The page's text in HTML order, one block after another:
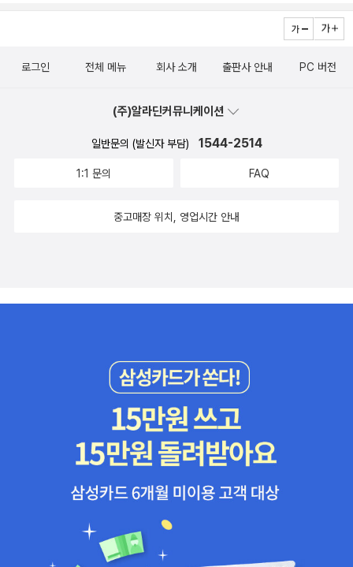
Book <삶의 실력, 장자> (최진석 지음) 중에서‘덕’이 야박해졌다는
것은 자기가 누구인지 자신에게 묻지도 않는다는 뜻이다. 이토록 짧
은 생을 어떻게 살다 갈 것인지, 어떤 사람이 되고 싶은지, 자기가 정
간은 자신에게 이 몇 가지의 질문을 하면서 다른 사람이 아니라 바로
자기 자신이 된다.-알라딘 eBook <삶의 실력, 장자> (최진석 지음)
중에서장자》의 자궁 같은 문장을 나는 이것으로 본다.'한 사람이 하늘
은 틈새를 천리마가 휙! 하고 지나는 것처럼 순간이다[人生天地之
로그인 전체 메뉴 회사 소개 출판사 안내 PC 버전
(주)알라딘커뮤니케이션
일반문의 (발신자 부담) 1544-2514
1:1 문의 FAQ
중고매장 위치, 영업시간 안내